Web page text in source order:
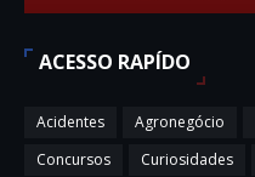
ACESSO RAPÍDO
Acidentes Agronegócio
Concursos
Curiosidades